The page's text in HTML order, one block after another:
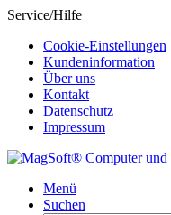
Service/Hilfe
Cookie-Einstellungen
Kundeninformation
Über uns
Kontakt
Datenschutz
Impressum
Menü
Suchen